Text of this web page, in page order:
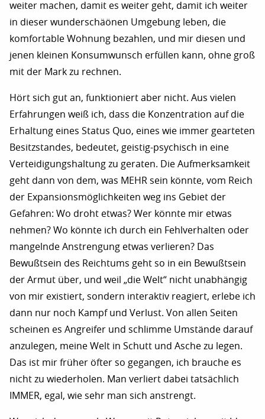
weiter machen, damit es weiter geht, damit ich weiter
in dieser wunderschäönen Umgebung leben, die
komfortable Wohnung bezahlen, und mir diesen und
jenen kleinen Konsumwunsch erfüllen kann, ohne groß
mit der Mark zu rechnen.
Hört sich gut an, funktioniert aber nicht. Aus vielen
Erfahrungen weiß ich, dass die Konzentration auf die
Erhaltung eines Status Quo, eines wie immer gearteten
Besitzstandes, bedeutet, geistig-psychisch in eine
Verteidigungshaltung zu geraten. Die Aufmerksamkeit
geht dann von dem, was MEHR sein könnte, vom Reich
der Expansionsmöglichkeiten weg ins Gebiet der
Gefahren: Wo droht etwas? Wer könnte mir etwas
nehmen? Wo könnte ich durch ein Fehlverhalten oder
mangelnde Anstrengung etwas verlieren? Das
Bewußtsein des Reichtums geht so in ein Bewußtsein
der Armut über, und weil „die Welt“ nicht unabhängig
von mir existiert, sondern interaktiv reagiert, erlebe ich
dann nur noch Kampf und Verlust. Von allen Seiten
scheinen es Angreifer und schlimme Umstände darauf
anzulegen, meine Welt in Schutt und Asche zu legen.
Das ist mir früher öfter so gegangen, ich brauche es
nicht zu wiederholen. Man verliert dabei tatsächlich
IMMER, egal, wie sehr man sich anstrengt.